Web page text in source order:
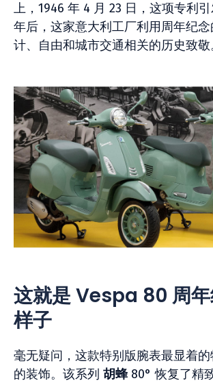
上，1946 年 4 月 23 日，这项专利引
年后，这家意大利工厂利用周年纪
计、自由和城市交通相关的历史致敬
这就是 Vespa 80 周
样子
毫无疑问，这款特别版腕表最显着
的装饰。该系列 胡蜂80° 恢复了精